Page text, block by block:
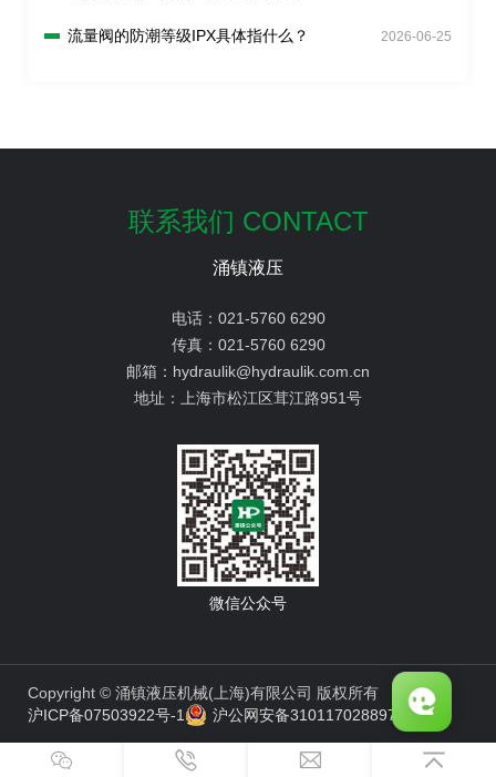
流量阀的防潮等级IPX具体指什么？ 2026-06-25
联系我们 CONTACT
涌镇液压
电话： 021-5760 6290
传真： 021-5760 6290
邮箱： hydraulik@hydraulik.com.cn
地址：
上海市松江区茸江路951号
微信公众号
Copyright © 涌镇液压机械(上海)有限公司 版权所有
沪ICP备07503922号-1
沪公网安备31011702889776号